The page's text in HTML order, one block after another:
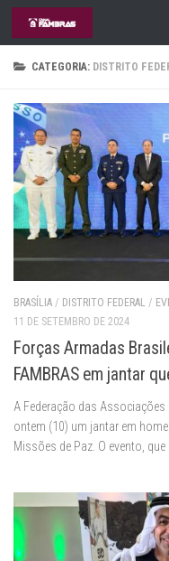
Skip to content
CATEGORIA: DISTRITO
BRASÍLIA / DISTRITO FEDERAL /
11 DE SETEMBRO DE 2024
Forças Armadas
FAMBRAS em jantar
A Federação das
ontem (10) um jantar em
Missões de Paz. O evento, que